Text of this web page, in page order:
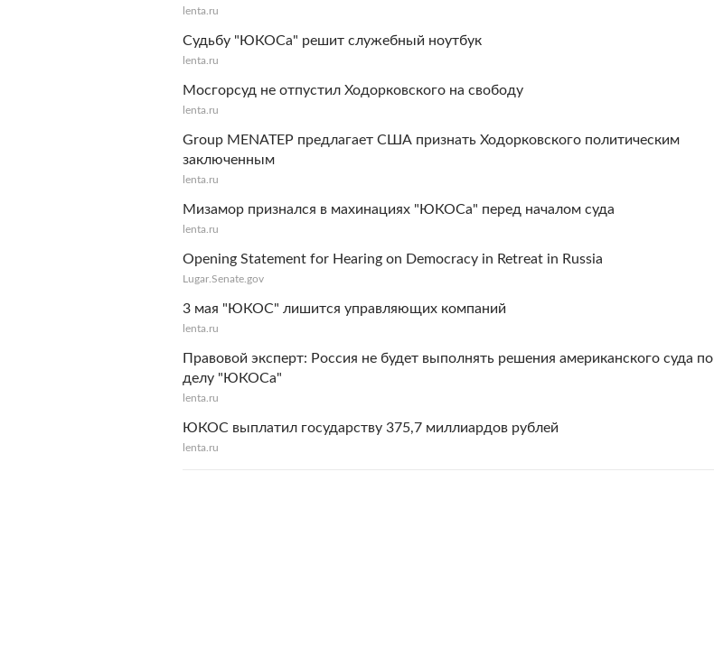
lenta.ru
Судьбу "ЮКОСа" решит служебный ноутбук
lenta.ru
Мосгорсуд не отпустил Ходорковского на свободу
lenta.ru
Group MENATEP предлагает США признать Ходорковского политическим
заключенным
lenta.ru
Мизамор признался в махинациях "ЮКОСа" перед началом суда
lenta.ru
Opening Statement for Hearing on Democracy in Retreat in Russia
Lugar.Senate.gov
3 мая "ЮКОС" лишится управляющих компаний
lenta.ru
Правовой эксперт: Россия не будет выполнять решения американского суда по
делу "ЮКОСа"
lenta.ru
ЮКОС выплатил государству 375,7 миллиардов рублей
lenta.ru